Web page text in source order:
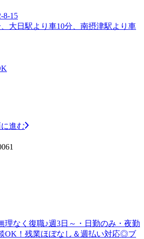
8-15
大日駅より車10分、南摂津駅より車
進む
理なく復職♪週3日～・日勤のみ・夜勤
OK！残業ほぼなし＆週払い対応◎ブ